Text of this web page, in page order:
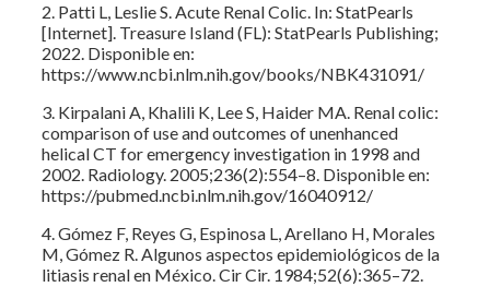
2. Patti L, Leslie S. Acute Renal Colic. In: StatPearls
[Internet]. Treasure Island (FL): StatPearls Publishing;
2022. Disponible en:
https://www.ncbi.nlm.nih.gov/books/NBK431091/
3. Kirpalani A, Khalili K, Lee S, Haider MA. Renal colic:
comparison of use and outcomes of unenhanced
helical CT for emergency investigation in 1998 and
2002. Radiology. 2005;236(2):554–8. Disponible en:
https://pubmed.ncbi.nlm.nih.gov/16040912/
4. Gómez F, Reyes G, Espinosa L, Arellano H, Morales
M, Gómez R. Algunos aspectos epidemiológicos de la
litiasis renal en México. Cir Cir. 1984;52(6):365–72.